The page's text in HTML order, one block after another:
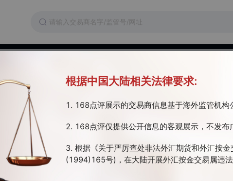
浦路斯监管 | 全牌照(MM) | 白标MT4/5
2005年，是拥有FCA和ASIC监管的外汇经纪公司，主要为交易者提供高
易等金融服务，FXOpen的创建源于一*易者，因此公司所做一切都代表着交
立以来，FXOpen始终以“将外汇交易变得简单、安全、专业”为目标，以“为
诚信的交易环境”为宗旨，让每一个投资者都能够享受顶级的客户服务以及行
验。
交易软件
根据中国大陆相关法律要求:
1. 168点评展示的交易商信息基于海外监管机构
2. 168点评仅提供公开信息的客观展示，不发布
3. 根据《关于严厉查处非法外汇期货和外汇按
(1994)165号)，在大陆开展外汇按金交易属违